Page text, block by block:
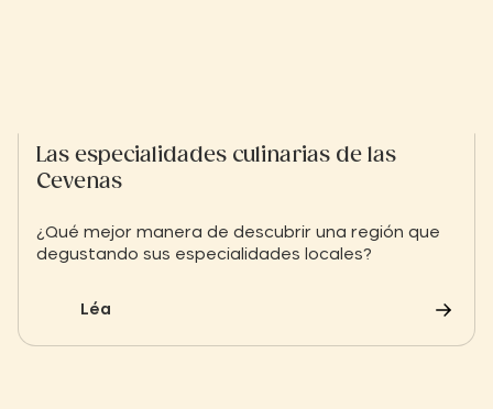
Las especialidades culinarias de las
Cevenas
¿Qué mejor manera de descubrir una región que
degustando sus especialidades locales?
Léa